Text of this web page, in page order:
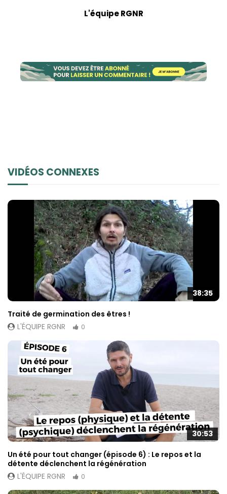
L'équipe RGNR
VIDÉOS CONNEXES
38:35
Traité de germination des êtres !
L'ÉQUIPE RGNR
0
30:53
Un été pour tout changer (épisode 6) : Le repos et la
détente déclenchent la régénération
L'ÉQUIPE RGNR
0